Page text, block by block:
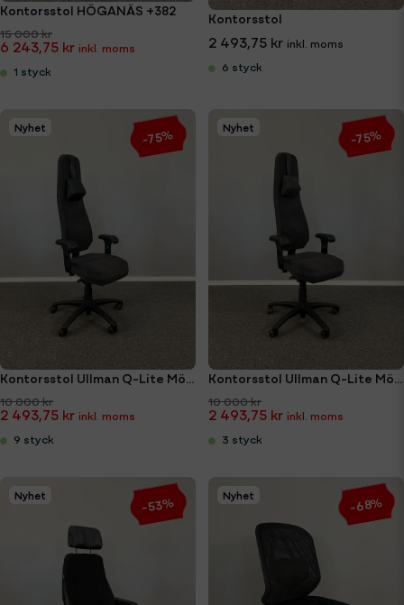
Kontorsstol HÖGANÄS +382
15 000 kr
6 243,75 kr
1 styck
Kontorsstol
2 493,75 kr
6 styck
Kontorsstol Ullman Q-Lite Mörkgrå, Nack-kudde skinn
10 000 kr
2 493,75 kr
9 styck
Nyhet -75%
Kontorsstol Ullman Q-Lite Mörkgrå, Nack-kudde tyg
10 000 kr
2 493,75 kr
3 styck
Nyhet -75%
Nyhet -53% Nyhet -68%